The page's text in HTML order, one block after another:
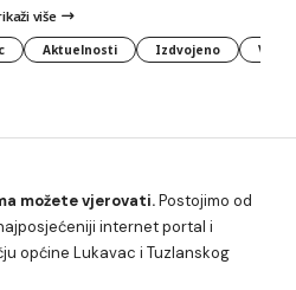
više
Aktuelnosti Izdvojeno
možete vjerovati.Postojimo od
internet portal i
općine Lukavac i Tuzlanskog